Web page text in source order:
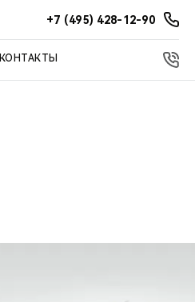
+7 (495) 428-12-90
КОНТАКТЫ